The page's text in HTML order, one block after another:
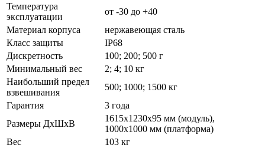
Температура
эксплуатации
от -30 до +40
Материал корпуса
нержавеющая сталь
Класс защиты
IP68
Дискретность
100; 200; 500 г
Минимальный вес
2; 4; 10 кг
Наибольший предел
взвешивания
500; 1000; 1500 кг
Гарантия
3 года
Размеры ДхШхВ
1615х1230х95 мм (модуль),
1000х1000 мм (платформа)
Вес
103 кг